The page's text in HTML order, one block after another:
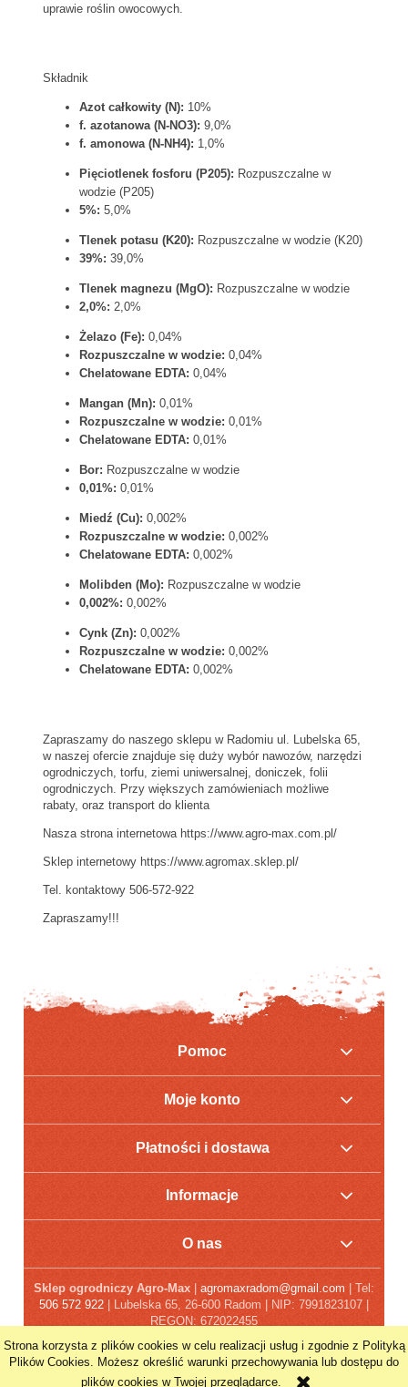
Strona korzysta z plików cookies w celu realizacji usług i zgodnie z Polityką
Plików Cookies. Możesz określić warunki przechowywania lub dostępu do
plików cookies w Twojej przeglądarce.
uprawie roślin owocowych.
Składnik
Azot całkowity (N): 10%
f. azotanowa (N-NO3): 9,0%
f. amonowa (N-NH4): 1,0%
Pięciotlenek fosforu (P205): Rozpuszczalne w
wodzie (P205)
5%: 5,0%
Tlenek potasu (K20): Rozpuszczalne w wodzie (K20)
39%: 39,0%
Tlenek magnezu (MgO): Rozpuszczalne w wodzie
2,0%: 2,0%
Żelazo (Fe): 0,04%
Rozpuszczalne w wodzie: 0,04%
Chelatowane EDTA: 0,04%
Mangan (Mn): 0,01%
Rozpuszczalne w wodzie: 0,01%
Chelatowane EDTA: 0,01%
Bor: Rozpuszczalne w wodzie
0,01%: 0,01%
Miedź (Cu): 0,002%
Rozpuszczalne w wodzie: 0,002%
Chelatowane EDTA: 0,002%
Molibden (Mo): Rozpuszczalne w wodzie
0,002%: 0,002%
Cynk (Zn): 0,002%
Rozpuszczalne w wodzie: 0,002%
Chelatowane EDTA: 0,002%
Zapraszamy do naszego sklepu w Radomiu ul. Lubelska 65,
w naszej ofercie znajduje się duży wybór nawozów, narzędzi
ogrodniczych, torfu, ziemi uniwersalnej, doniczek, folii
ogrodniczych. Przy większych zamówieniach możliwe
rabaty, oraz transport do klienta
Nasza strona internetowa https://www.agro-max.com.pl/
Sklep internetowy https://www.agromax.sklep.pl/
Tel. kontaktowy 506-572-922
Zapraszamy!!!
Pomoc
Moje konto
Płatności i dostawa
Informacje
O nas
Sklep ogrodniczy Agro-Max agromaxradom@gmail.com | Tel:
506 572 922 | Lubelska 65, 26-600 Radom | NIP: 7991823107 |
REGON: 672022455
POKAŻ PEŁNĄ WERSJĘ STRONY